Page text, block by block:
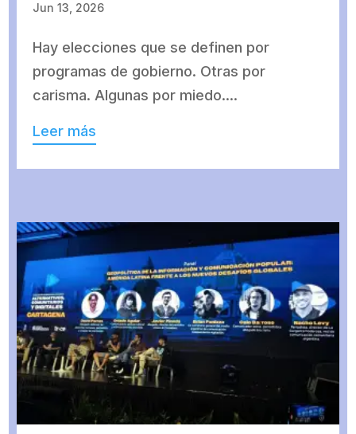
Jun 13, 2026
Hay elecciones que se definen por
programas de gobierno. Otras por
carisma. Algunas por miedo....
Leer más